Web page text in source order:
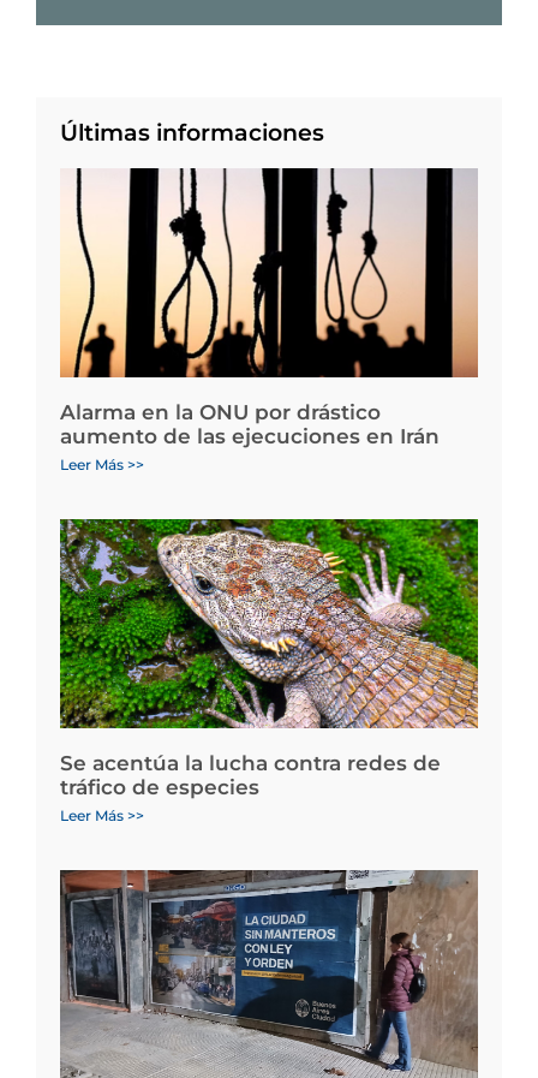
Últimas informaciones
Alarma en la ONU por drástico
aumento de las ejecuciones en Irán
Leer Más >>
Se acentúa la lucha contra redes de
tráfico de especies
Leer Más >>